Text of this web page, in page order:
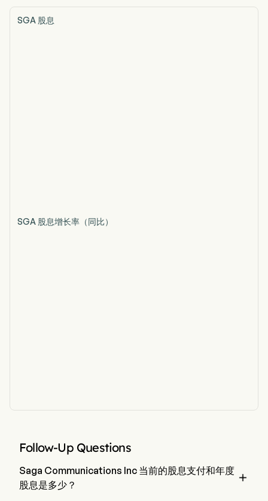
SGA 股息
SGA 股息增长率（同比）
Follow-Up Questions
Saga Communications Inc 当前的股息支付和年度
股息是多少？
